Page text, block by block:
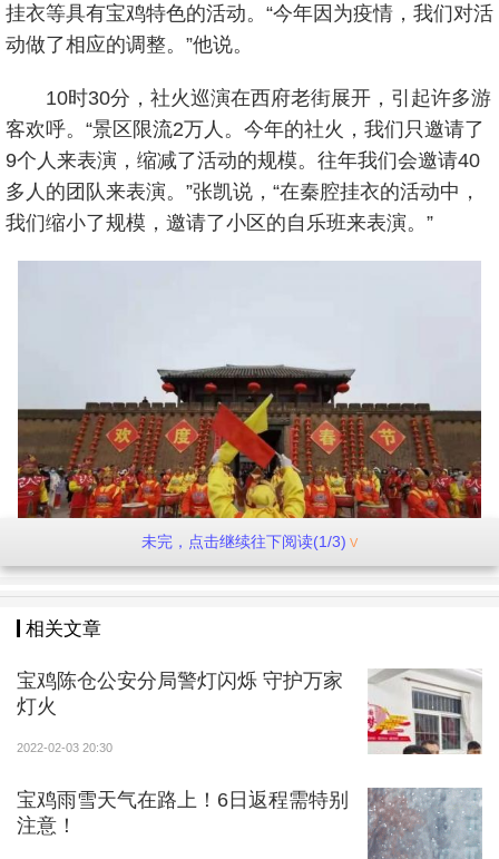
挂衣等具有宝鸡特色的活动。“今年因为疫情，我们对活
动做了相应的调整。”他说。
10时30分，社火巡演在西府老街展开，引起许多游
客欢呼。“景区限流2万人。今年的社火，我们只邀请了
9个人来表演，缩减了活动的规模。往年我们会邀请40
多人的团队来表演。”张凯说，“在秦腔挂衣的活动中，
我们缩小了规模，邀请了小区的自乐班来表演。”
为了做好疫情防控，张凯所在的公司关闭了西府老
街的南门和北门。“游客可以从东门和西门进出，门口有
上来的地方也设置了疫情防控检查站，确保健康码和行
程卡查验不漏一人。
未完，点击继续往下阅读(1/3)
相关文章
宝鸡陈仓公安分局警灯闪烁 守护万家
灯火
2022-02-03 20:30
宝鸡雨雪天气在路上！6日返程需特别
注意！